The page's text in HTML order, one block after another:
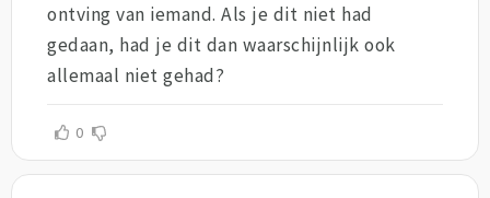
ontving van iemand. Als je dit niet had
gedaan, had je dit dan waarschijnlijk ook
allemaal niet gehad?
0